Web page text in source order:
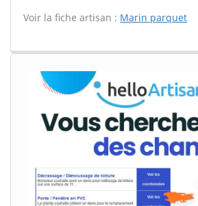
Voir la fiche artisan : Marin parquet